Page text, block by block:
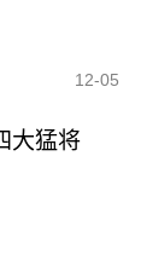
12-05
大猛将